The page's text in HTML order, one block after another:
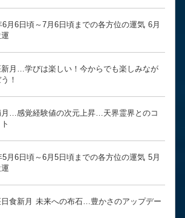
6月6日頃～7月6日頃までの各方位の運気 6月
月…学びは楽しい！今からでも楽しみなが
！
月…感覚経験値の次元上昇…天界霊界とのコ
5月6日頃～6月5日頃までの各方位の運気 5月
食新月 未来への布石…豊かさのアップデー